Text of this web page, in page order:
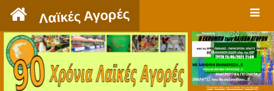
Λαϊκές Αγορές
Πατήστε εδώ για να δείτε την εκπομπή